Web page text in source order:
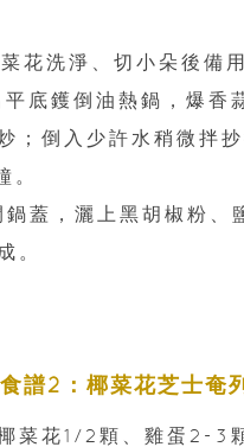
花洗淨、切小朵後備用
底鑊倒油熱鍋，爆香
；倒入少許水稍微拌
。
蓋，灑上黑胡椒粉、
。
譜2：椰菜花芝士奄列
菜花1/2顆、雞蛋2-3